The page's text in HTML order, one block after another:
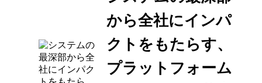
から全社にインパ
クトをもたらす、
プラットフォーム